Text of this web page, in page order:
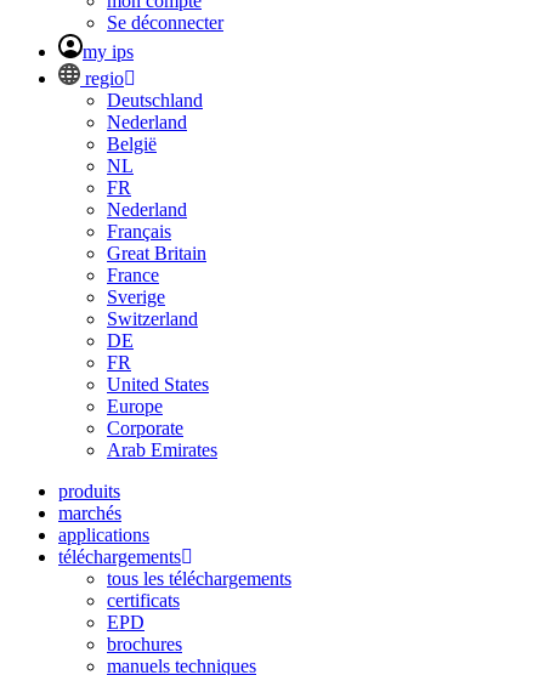
Se déconnecter
my ips
regio
Deutschland
Nederland
België
NL
FR
Nederland
Français
Great Britain
France
Sverige
Switzerland
DE
FR
United States
Europe
Corporate
Arab Emirates
produits
marchés
applications
téléchargements
tous les téléchargements
certificats
EPD
brochures
manuels techniques